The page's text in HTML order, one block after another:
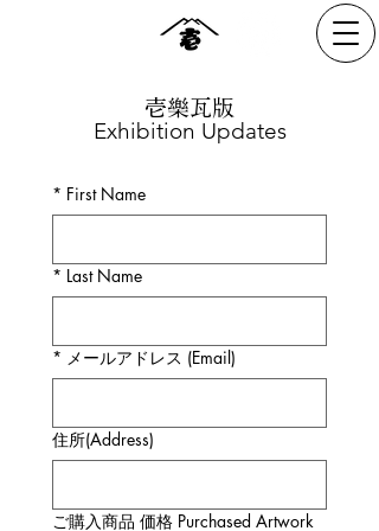
壱樂瓦版
Exhibition Updates
* First Name
* Last Name
* メールアドレス (Email)
住所(Address)
ご購入商品 価格 Purchased Artwork